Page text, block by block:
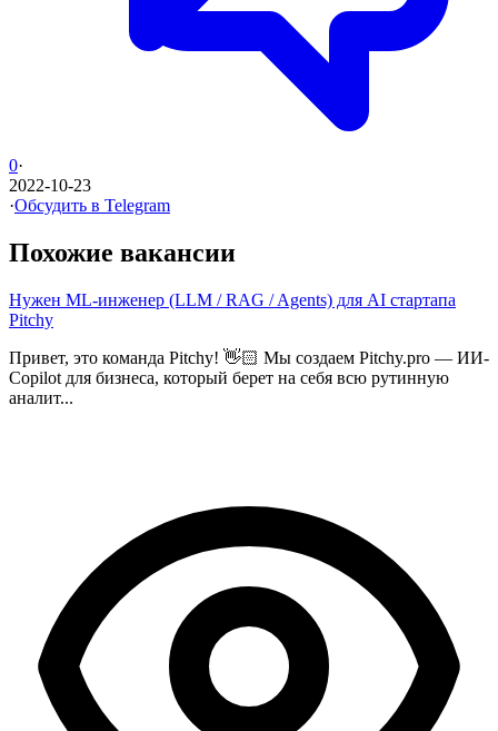
0·
2022-10-23
·Обсудить в Telegram
Похожие вакансии
Нужен ML-инженер (LLM / RAG / Agents) для AI стартапа
Pitchy
Привет, это команда Pitchy! 👋🏻 Мы создаем Pitchy.pro — ИИ-
Copilot для бизнеса, который берет на себя всю рутинную
аналит...